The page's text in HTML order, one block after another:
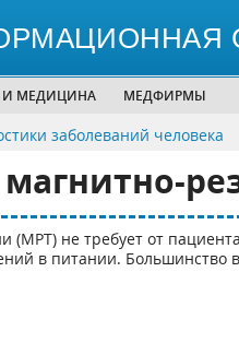
И МЕДИЦИНА МЕДФИРМЫ
заболеваний человека
магнитно-
(МРТ) не требует от
в питании. Большинство